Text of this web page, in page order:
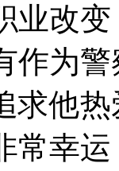
业改
作为
求他
常幸